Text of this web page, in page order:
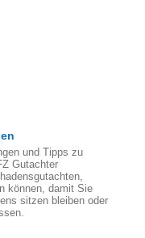
und Tipps zu
Gutachter
können, damit Sie
sitzen bleiben oder